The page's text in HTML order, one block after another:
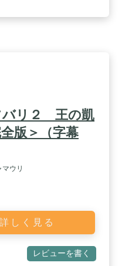
バリ２ 王の凱
版＞（字幕
マウリ
しく見る
レビューを書く